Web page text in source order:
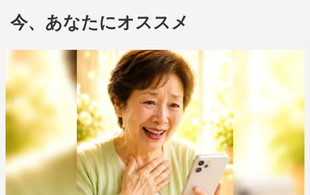
そんな綾子の登場により翻弄されるも、真実をつかもうと
する内山茂を演じたのが斎藤。斎藤は「小学2年の時、生
まれて初めてカメラの前に立ったのが、実は万田さんの作
品で、幼少期なんですけれど、色々な思いが詰まって、今
ここに立たせていただいています」と明かし、「（その経
験が）自分の血となり肉となり、現在に至るのかなと思っ
ています。多くのエンターテイメントが消化にいいものを
作りすぎていて、何も引っかからない離乳食のようなもの
が増えているような気がしていますが、僕は劇場でお客さ
今、あなたにオススメ